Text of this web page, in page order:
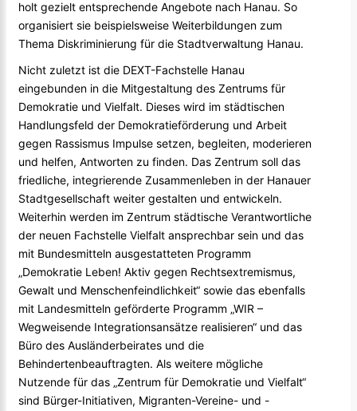
holt gezielt entsprechende Angebote nach Hanau. So
organisiert sie beispielsweise Weiterbildungen zum
Thema Diskriminierung für die Stadtverwaltung Hanau.
Nicht zuletzt ist die DEXT-Fachstelle Hanau
eingebunden in die Mitgestaltung des Zentrums für
Demokratie und Vielfalt. Dieses wird im städtischen
Handlungsfeld der Demokratieförderung und Arbeit
gegen Rassismus Impulse setzen, begleiten, moderieren
und helfen, Antworten zu finden. Das Zentrum soll das
friedliche, integrierende Zusammenleben in der Hanauer
Stadtgesellschaft weiter gestalten und entwickeln.
Weiterhin werden im Zentrum städtische Verantwortliche
der neuen Fachstelle Vielfalt ansprechbar sein und das
mit Bundesmitteln ausgestatteten Programm
„Demokratie Leben! Aktiv gegen Rechtsextremismus,
Gewalt und Menschenfeindlichkeit“ sowie das ebenfalls
mit Landesmitteln geförderte Programm „WIR –
Wegweisende Integrationsansätze realisieren“ und das
Büro des Ausländerbeirates und die
Behindertenbeauftragten. Als weitere mögliche
Nutzende für das „Zentrum für Demokratie und Vielfalt“
sind Bürger-Initiativen, Migranten-Vereine- und -